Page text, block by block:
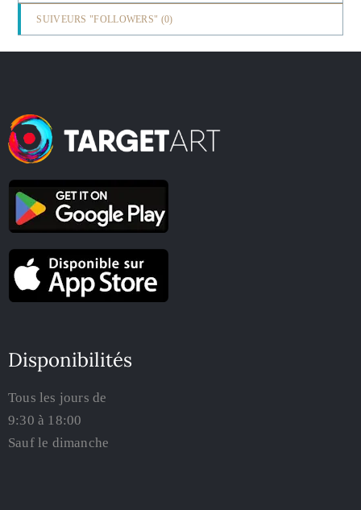
SUIVEURS "FOLLOWERS" (0)
Disponibilités
Tous les jours de
9:30 à 18:00
Sauf le dimanche